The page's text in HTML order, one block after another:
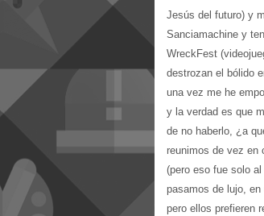
Jesús del futuro) y
Sanciamachine y
WreckFest
destrozan el bólido
una vez me he
y la verdad es que
de no haberlo, ¿a
reunimos de vez en
(pero eso fue solo
pasamos de lujo,
pero ellos prefieren